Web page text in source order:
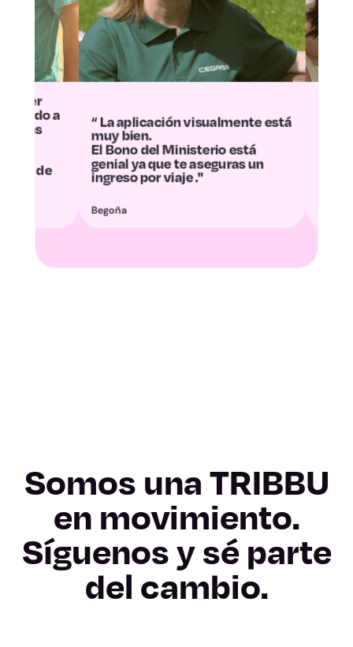
Valladolid
Zamora
Albacete
Ciudad Real
Cuenca
Toledo
Alicante
Castellón
Valencia
aplicación visualmente está
bien.
del Ministerio está
ya que te aseguras un
por viaje ."
“Con la aplicación he
compartir mis viajes
tiempo, dinero, y
gente increíble.”
Somos una TRIBBU
en movimiento.
Síguenos y sé parte
del cambio.